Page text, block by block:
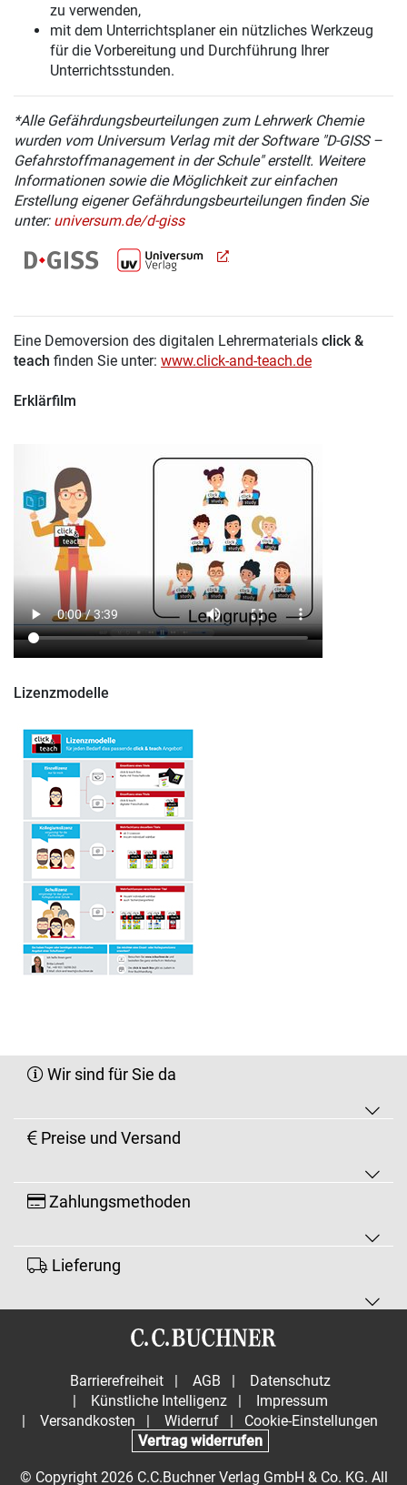
zu verwenden,
mit dem Unterrichtsplaner ein nützliches Werkzeug
für die Vorbereitung und Durchführung Ihrer
Unterrichtsstunden.
*Alle Gefährdungsbeurteilungen zum Lehrwerk Chemie
wurden vom Universum Verlag mit der Software "D-GISS –
Gefahrstoffmanagement in der Schule" erstellt. Weitere
Informationen sowie die Möglichkeit zur einfachen
Erstellung eigener Gefährdungsbeurteilungen finden Sie
unter: universum.de/d-giss
Eine Demoversion des digitalen Lehrermaterials click &
teach finden Sie unter: www.click-and-teach.de
Erklärfilm
Lizenzmodelle
Wir sind für Sie da
Preise und Versand
Zahlungsmethoden
Lieferung
Barrierefreiheit | AGB |
Datenschutz
|
Künstliche Intelligenz |
Impressum
|
Versandkosten | Widerruf |
Cookie-Einstellungen
Vertrag widerrufen
© Copyright 2026 C.C.Buchner Verlag GmbH & Co. KG. All